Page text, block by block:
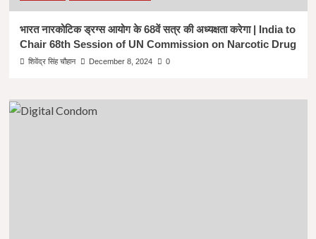
भारत नारकोटिक ड्रग्स आयोग के 68वें सत्र की अध्यक्षता करेगा | India to
Chair 68th Session of UN Commission on Narcotic Drug
शिवेंद्र सिंह चौहान December 8, 2024 0